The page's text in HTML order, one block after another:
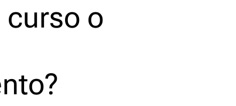
curso o